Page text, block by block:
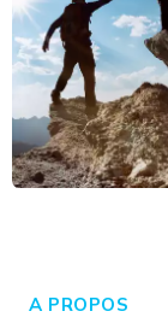
A PROPOS